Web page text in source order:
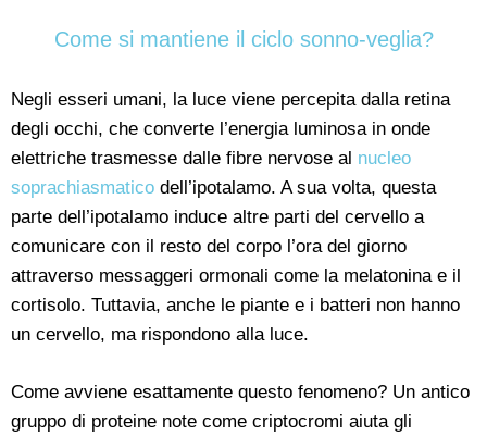
Come si mantiene il ciclo sonno-veglia?
Negli esseri umani, la luce viene percepita dalla retina
degli occhi, che converte l’energia luminosa in onde
elettriche trasmesse dalle fibre nervose al nucleo
soprachiasmatico dell’ipotalamo. A sua volta, questa
parte dell’ipotalamo induce altre parti del cervello a
comunicare con il resto del corpo l’ora del giorno
attraverso messaggeri ormonali come la melatonina e il
cortisolo. Tuttavia, anche le piante e i batteri non hanno
un cervello, ma rispondono alla luce.
Come avviene esattamente questo fenomeno? Un antico
gruppo di proteine note come criptocromi aiuta gli